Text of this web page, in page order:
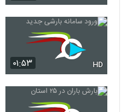
۰۱:۵۳ HD